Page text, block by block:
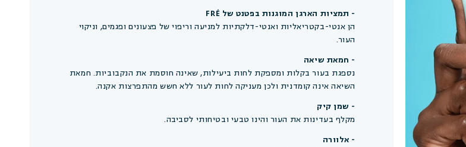
- תמציות הארגן המוגנות בפטנט של FRÉ
הן אנטי-בקטריאליות ואנטי-דלקתיות למניעה וריפוי של פצעונים ופגמים, וניקוי
העור.
- חמאת שיאה
נספגת בעור בקלות ומספקת לחות ביעילות, שאינה חוסמת את הנקבוביות. חמאת
השיאה אינה קומדנית ולכן מעניקה לחות לעור ללא חשש מהתפרצות אקנה.
- שמן קיק
מקלף בעדינות את העור והינו טבעי ובטיחותי לסביבה.
- אלוורה